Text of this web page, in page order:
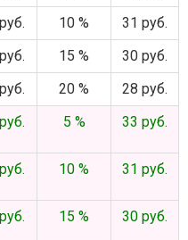
10 %
31 руб.
15 %
30 руб.
20 %
28 руб.
5 % 33 руб.
10 % 31 руб.
15 % 30 руб.